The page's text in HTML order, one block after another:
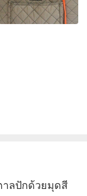
าลปักด้วยมุดสี